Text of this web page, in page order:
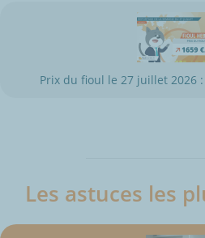
Prix du fioul le 27 juillet 2026
Les astuces les